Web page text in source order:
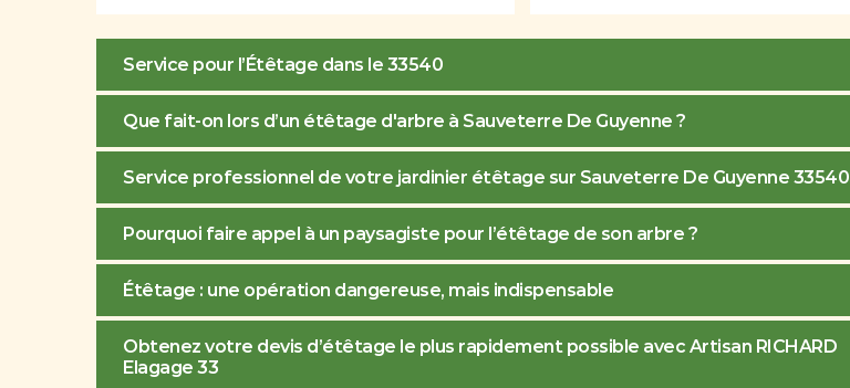
Service pour l’Étêtage dans le 33540
Que fait-on lors d’un étêtage d'arbre à Sauveterre De Guyenne ?
Service professionnel de votre jardinier étêtage sur Sauveterre De Guyenne 33540
Pourquoi faire appel à un paysagiste pour l’étêtage de son arbre ?
Étêtage : une opération dangereuse, mais indispensable
Obtenez votre devis d’étêtage le plus rapidement possible avec Artisan RICHARD
Elagage 33